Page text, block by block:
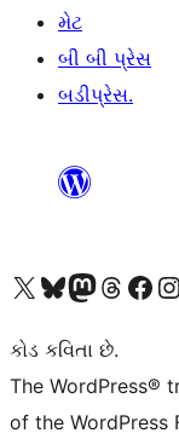
મેટ
બી બી પ્રેસ
બડીપ્રેસ.
અમારા X (અગાઉ ટ્વિટર) એકાઉન્ટની મુલાકાત લોઅમારા Bluesky એકાઉન્ટની મુલાકાત લોઅમારા માસ્ટોડોન એકાઉન્ટની મુલાકાત લોઅમારા Threads એકાઉન્ટની મુલાકાત લો અમારા ફેસબુક પેજની મુલાકાત લોઅમારા ઇન્સ્ટાગ્રામ એકાઉન્ટની મુલાકાત લો
કોડ કવિતા છે.
The WordPress®
of the WordPress